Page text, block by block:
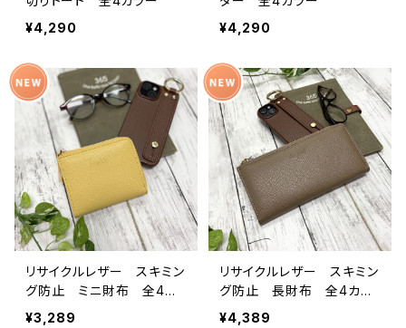
¥4,290
¥4,290
リサイクルレザー スキミン
グ防止 ミニ財布 全4カ
ラー
¥3,289
リサイクルレザー スキミン
グ防止 長財布 全4カラ
ー
¥4,389